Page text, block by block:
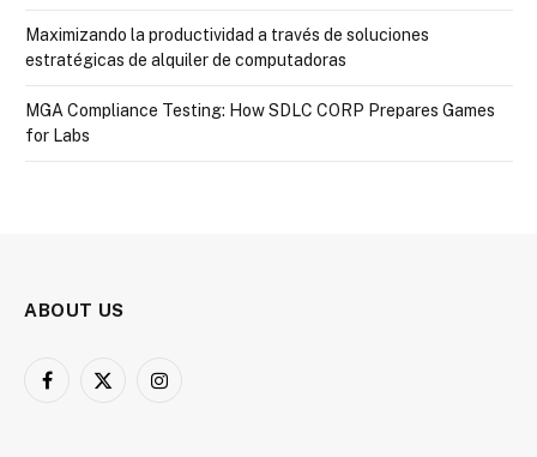
Maximizando la productividad a través de soluciones
estratégicas de alquiler de computadoras
MGA Compliance Testing: How SDLC CORP Prepares Games
for Labs
ABOUT US
Facebook
X
Instagram